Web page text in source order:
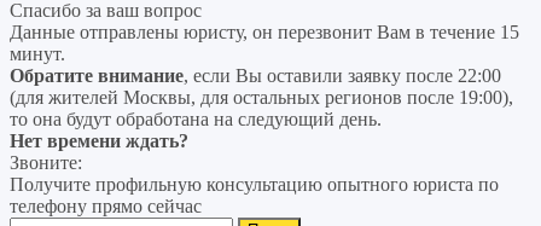
Спасибо за ваш вопрос
Данные отправлены юристу, он перезвонит Вам в течение 15
минут.
Обратите внимание, если Вы оставили заявку после 22:00
(для жителей Москвы, для остальных регионов после 19:00),
то она будут обработана на следующий день.
Нет времени ждать?
Звоните:
Получите профильную консультацию опытного юриста по
телефону прямо сейчас